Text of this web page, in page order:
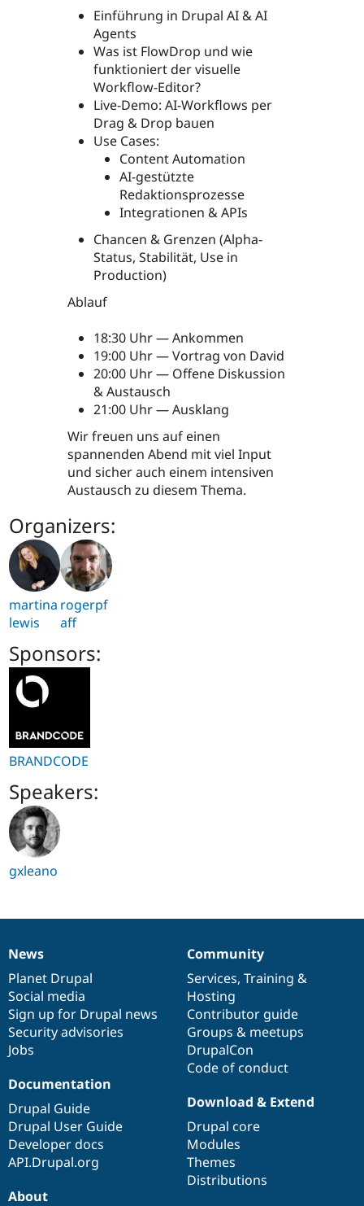
Einführung in Drupal AI & AI
Agents
Was ist FlowDrop und wie
funktioniert der visuelle
Workflow-Editor?
Live-Demo: AI-Workflows per
Drag & Drop bauen
Use Cases:
Content Automation
AI-gestützte
Redaktionsprozesse
Integrationen & APIs
Chancen & Grenzen (Alpha-
Status, Stabilität, Use in
Production)
Ablauf
18:30 Uhr — Ankommen
19:00 Uhr — Vortrag von David
20:00 Uhr — Offene Diskussion
& Austausch
21:00 Uhr — Ausklang
Wir freuen uns auf einen
spannenden Abend mit viel Input
und sicher auch einem intensiven
Austausch zu diesem Thema.
Organizers:
martina
lewis
rogerpf
aff
Sponsors:
BRANDCODE
Speakers:
gxleano
News
items
News
Planet Drupal
Social media
Sign up for Drupal news
Security advisories
Jobs
Our
community
Community
Services, Training &
Hosting
Contributor guide
Groups & meetups
DrupalCon
Code of conduct
Documentation
Documentation
Drupal Guide
Drupal User Guide
Developer docs
API.Drupal.org
Drupal
code
base
Download & Extend
Drupal core
Modules
Themes
Distributions
Governance
of
community
About